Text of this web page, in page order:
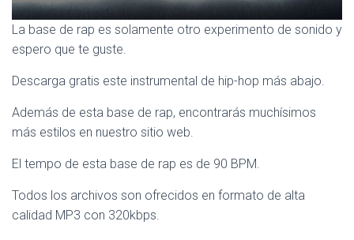
La base de rap es solamente otro experimento de sonido y
espero que te guste.
Descarga gratis este instrumental de hip-hop más abajo.
Además de esta base de rap, encontrarás muchísimos
más estilos en nuestro sitio web.
El tempo de esta base de rap es de 90 BPM.
Todos los archivos son ofrecidos en formato de alta
calidad MP3 con 320kbps.